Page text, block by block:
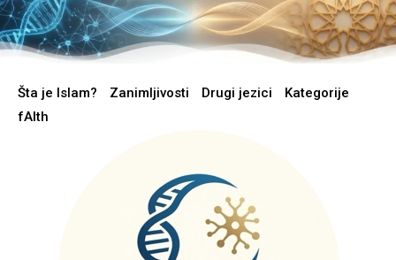
Šta je Islam? Zanimljivosti Drugi jezici
Kategorije
fAIth